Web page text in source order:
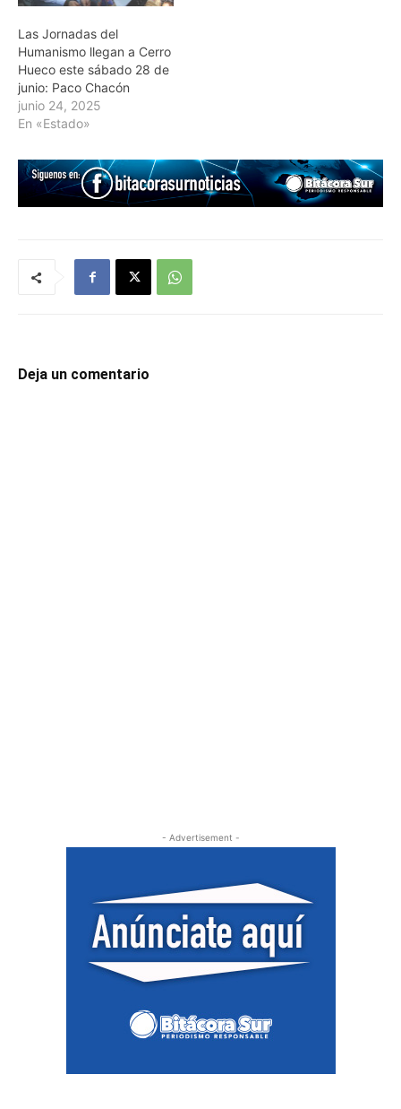
Las Jornadas del
Humanismo llegan a Cerro
Hueco este sábado 28 de
junio: Paco Chacón
junio 24, 2025
En «Estado»
Deja un comentario
- Advertisement -